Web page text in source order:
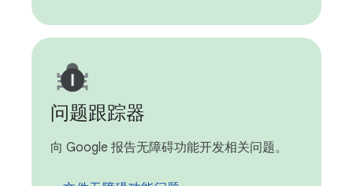
问题跟踪器
向 Google 报告无障碍功能开发相关问题。